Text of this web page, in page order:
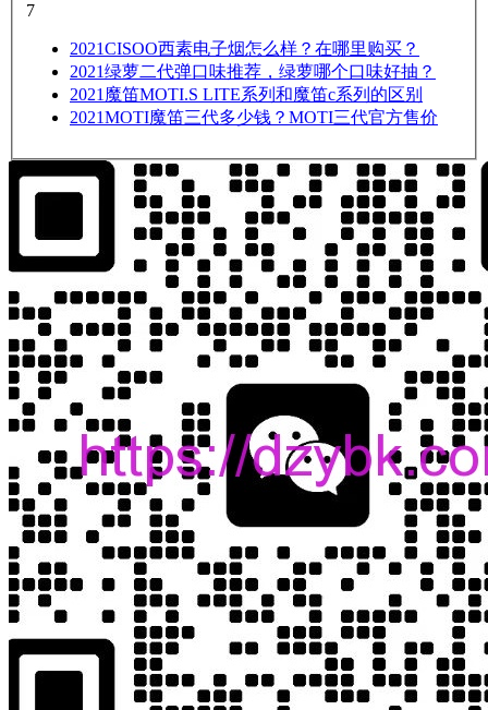
7
2021CISOO西素电子烟怎么样？在哪里购买？
2021绿萝二代弹口味推荐，绿萝哪个口味好抽？
2021 魔笛MOTI.S LITE系列和魔笛c系列的区别
2021MOTI魔笛三代多少钱？MOTI三代官方售价